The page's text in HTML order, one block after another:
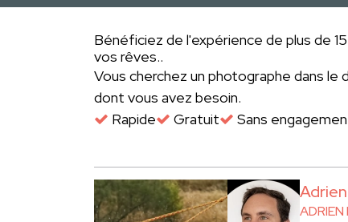
Bénéficiez de l'expérience de plus de
vos rêves..
Vous cherchez un photographe dans
dont vous avez besoin.
Rapide
Gratuit Sans